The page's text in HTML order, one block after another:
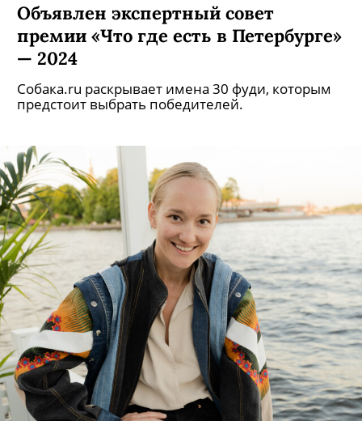
Объявлен экспертный совет
премии «Что где есть в Петербурге»
— 2024
Собака.ru раскрывает имена 30 фуди, которым
предстоит выбрать победителей.